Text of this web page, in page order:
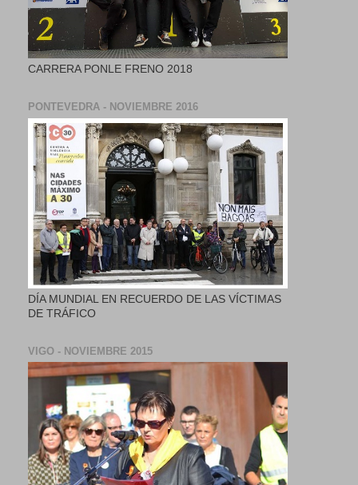
CARRERA PONLE FRENO 2018
PONTEVEDRA - NOVIEMBRE 2016
DÍA MUNDIAL EN RECUERDO DE LAS VÍCTIMAS
DE TRÁFICO
VIGO - NOVIEMBRE 2015